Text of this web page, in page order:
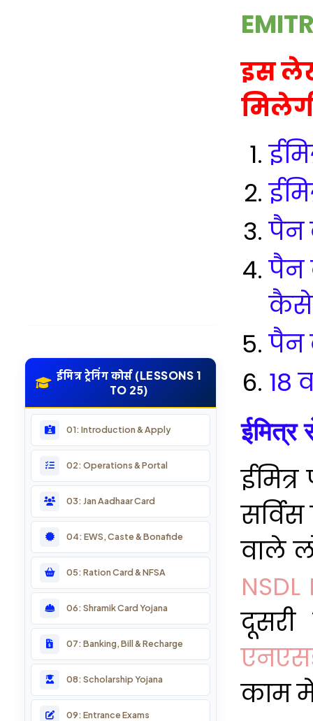
इस
पैन
पैन
पैन
18
वाले
दूसरी
काम
ईमित्र ट्रेनिंग कोर्स (LESSONS 1
TO 25)
01: Introduction & Apply
02: Operations & Portal
03: Jan Aadhaar Card
04: EWS, Caste & Bonafide
05: Ration Card & NFSA
06: Shramik Card Yojana
07: Banking, Bill & Recharge
08: Scholarship Yojana
09: Entrance Exams